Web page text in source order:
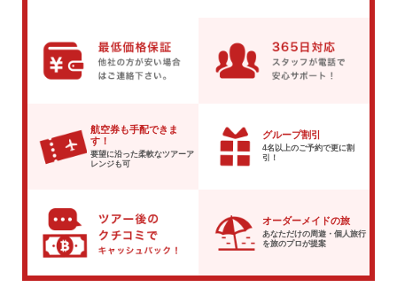
航空券も手配できま
す！
要望に沿った柔軟なツアーア
レンジも可
グループ割引
4名以上のご予約で更に割
引！
オーダーメイドの旅
あなただけの周遊・個人旅行
を旅のプロが提案